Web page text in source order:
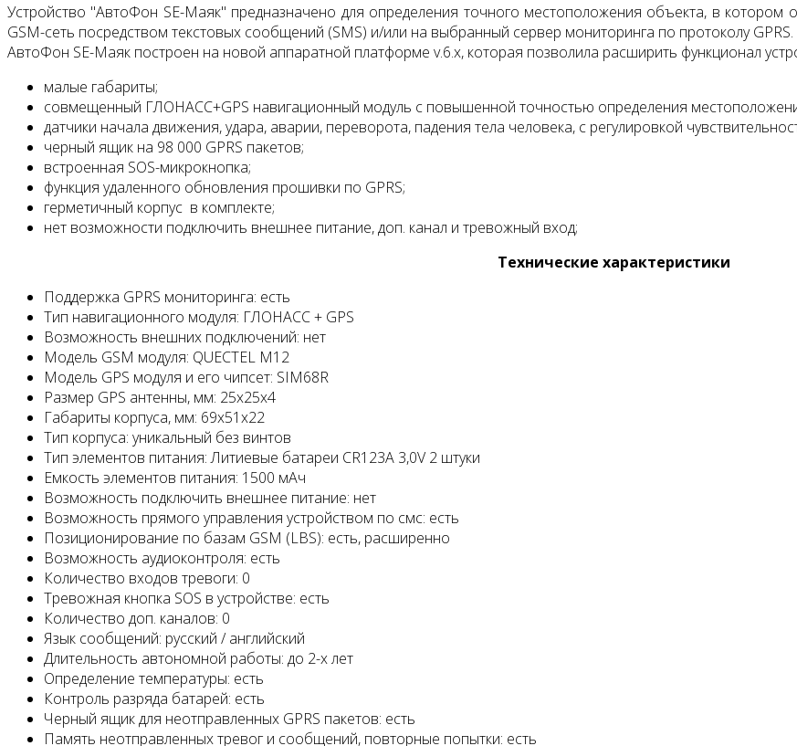
Устройство "АвтоФон SE-Маяк" предназначено для определения точного местоположения объекта, в котором
GSM-сеть посредством текстовых сообщений (SMS) и/или на выбранный сервер мониторинга по протоколу GPRS.
АвтоФон SE-Маяк построен на новой аппаратной платформе v.6.x, которая позволила расширить функционал
малые габариты;
совмещенный ГЛОНАСС+GPS навигационный модуль с повышенной точностью определения
датчики начала движения, удара, аварии, переворота, падения тела человека, с регулировкой
черный ящик на 98 000 GPRS пакетов;
встроенная SOS-микрокнопка;
функция удаленного обновления прошивки по GPRS;
герметичный корпус в комплекте;
нет возможности подключить внешнее питание, доп. канал и тревожный вход;
Технические характеристики
Поддержка GPRS мониторинга: есть
Тип навигационного модуля: ГЛОНАСС + GPS
Возможность внешних подключений: нет
Модель GSM модуля: QUECTEL M12
Модель GPS модуля и его чипсет: SIM68R
Размер GPS антенны, мм: 25x25x4
Габариты корпуса, мм: 69х51х22
Тип корпуса: уникальный без винтов
Тип элементов питания: Литиевые батареи CR123A 3,0V 2 штуки
Емкость элементов питания: 1500 мАч
Возможность подключить внешнее питание: нет
Возможность прямого управления устройством по смс: есть
Позиционирование по базам GSM (LBS): есть, расширенно
Возможность аудиоконтроля: есть
Количество входов тревоги: 0
Тревожная кнопка SOS в устройстве: есть
Количество доп. каналов: 0
Язык сообщений: русский / английский
Длительность автономной работы: до 2-х лет
Определение температуры: есть
Контроль разряда батарей: есть
Черный ящик для неотправленных GPRS пакетов: есть
Память неотправленных тревог и сообщений, повторные попытки: есть